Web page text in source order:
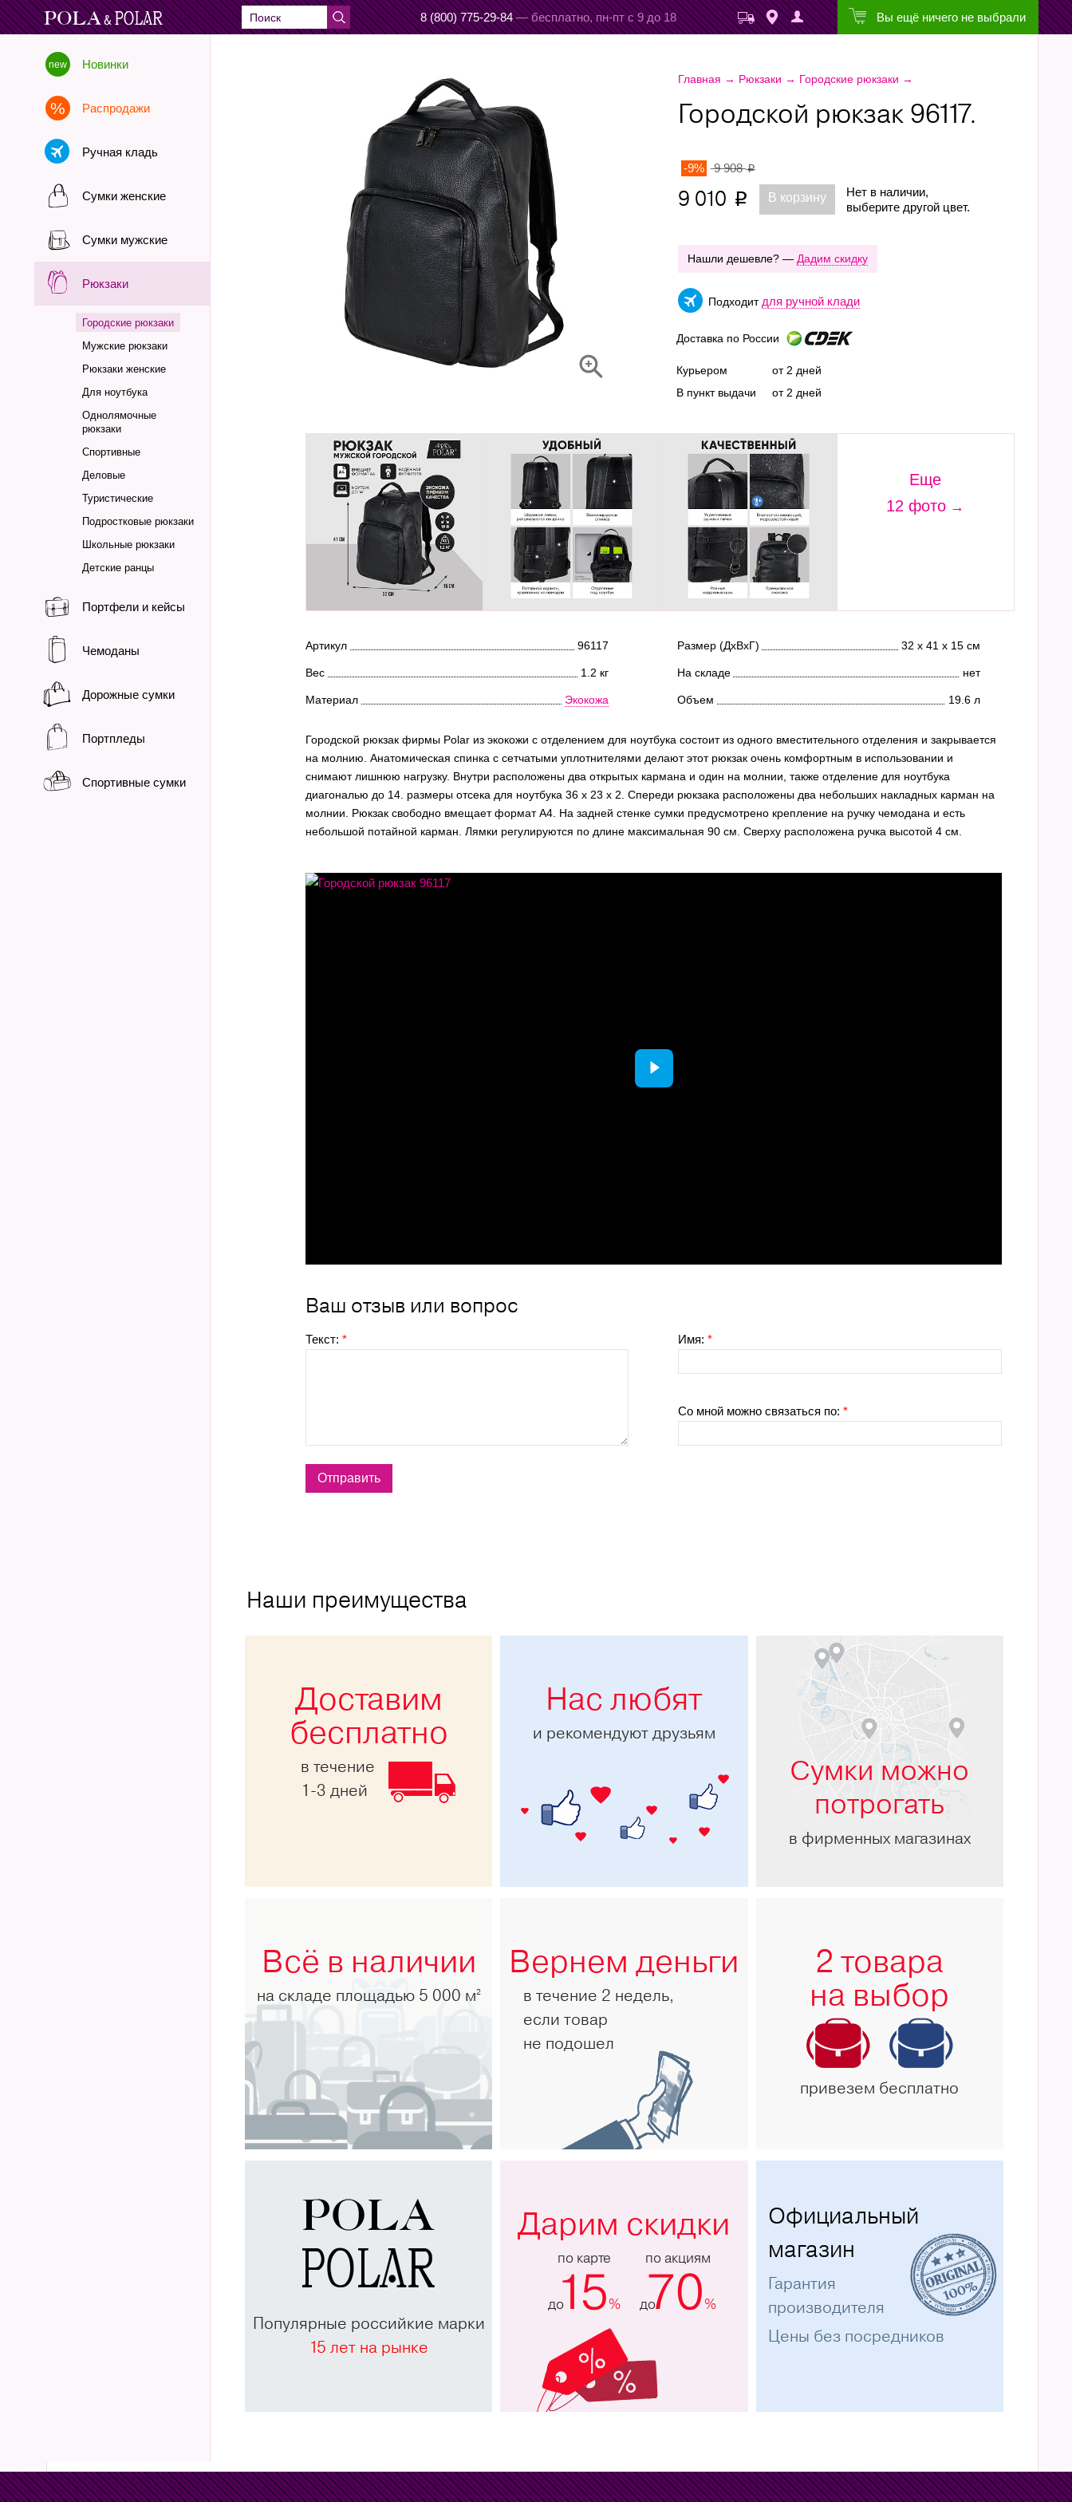
8 (800) 775-29-84 — бесплатно, пн-пт с 9 до 18 Вы ещё ничего не выбрали
Новинки
Распродажи
Ручная кладь
Сумки женские
Сумки мужские
Рюкзаки
Городские рюкзаки
Мужские рюкзаки
Рюкзаки женские
Для ноутбука
Однолямочные
рюкзаки
Спортивные
Деловые
Туристические
Подростковые рюкзаки
Школьные рюкзаки
Детские ранцы
Портфели и кейсы
Чемоданы
Дорожные сумки
Портпледы
Спортивные сумки
Главная → Рюкзаки → Городские рюкзаки →
Городской рюкзак 96117.
-9% 9 908p
9 010 p В корзину
Нет в наличии,
выберите другой цвет.
Нашли дешевле? — Дадим скидку
Подходит для ручной клади
Доставка по России
Курьером
В пункт выдачи
от 2 дней
от 2 дней
Еще
12 фото
Артикул 96117 Размер (ДхВхГ) 32 х 41 х 15 см
Вес 1.2 кг На складе нет
Материал Экокожа Объем 19.6 л
Городской рюкзак фирмы Polar из экокожи с отделением для ноутбука состоит из одного вместительного отделения и закрывается
на молнию. Анатомическая спинка с сетчатыми уплотнителями делают этот рюкзак очень комфортным в использовании и
снимают лишнюю нагрузку. Внутри расположены два открытых кармана и один на молнии, также отделение для ноутбука
диагональю до 14. размеры отсека для ноутбука 36 x 23 x 2. Спереди рюкзака расположены два небольших накладных карман на
молнии. Рюкзак свободно вмещает формат А4. На задней стенке сумки предусмотрено крепление на ручку чемодана и есть
небольшой потайной карман. Лямки регулируются по длине максимальная 90 см. Сверху расположена ручка высотой 4 см.
Ваш отзыв или вопрос
Текст: * Имя:*
Со мной можно связаться по:*
Наши преимущества
Доставим
бесплатно
в течение
1-3 дней
Нас любят
и рекомендуют друзьям
Сумки можно
потрогать
в фирменных магазинах
Всё в наличии
на складе площадью 5 000 м2
Вернем деньги
в течение 2 недель,
если товар
не подошел
2 товара
на выбор
привезем бесплатно
Популярные российкие марки
15 лет на рынке
Дарим скидки
по карте
до15%
по акциям
до
70%
Официальный
магазин
Гарантия
производителя
Цены без посредников